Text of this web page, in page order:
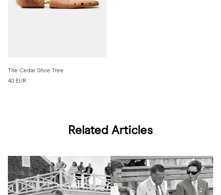
The Cedar Shoe Tree
40 EUR
Related Articles